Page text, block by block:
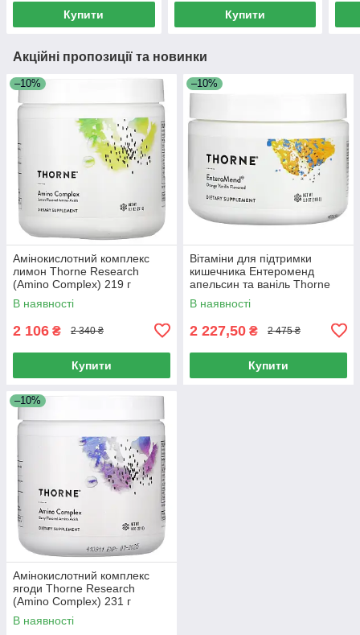
Купити Купити
Акційні пропозиції та новинки
–10%
Амінокислотний комплекс
лимон Thorne Research
(Amino Complex) 219 г
В наявності
2 106 ₴ 2 340 ₴
Купити
–10%
Вітаміни для підтримки
кишечника Ентероменд
апельсин та ваніль Thorne
Research (Enteromend) 168 г
В наявності
2 227,50 ₴ 2 475 ₴
Купити
–10%
Амінокислотний комплекс
ягоди Thorne Research
(Amino Complex) 231 г
В наявності